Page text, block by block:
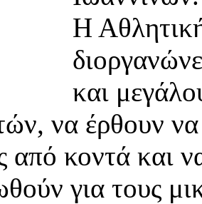
Η
και
να έρθουν
από κοντά και
για τους